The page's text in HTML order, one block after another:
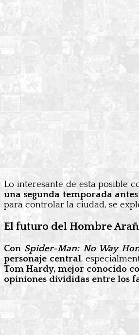
Lo interesante de esta posible
una segunda temporada
para controlar la ciudad, se
El futuro del Hombre
Con Spider-Man: No Way
personaje central,
Tom Hardy, mejor conocido
opiniones divididas entre los